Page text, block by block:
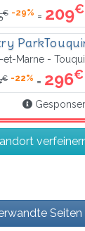
€ -29% = 209€
et-Marne -
€ -22% = 296€
Seiten